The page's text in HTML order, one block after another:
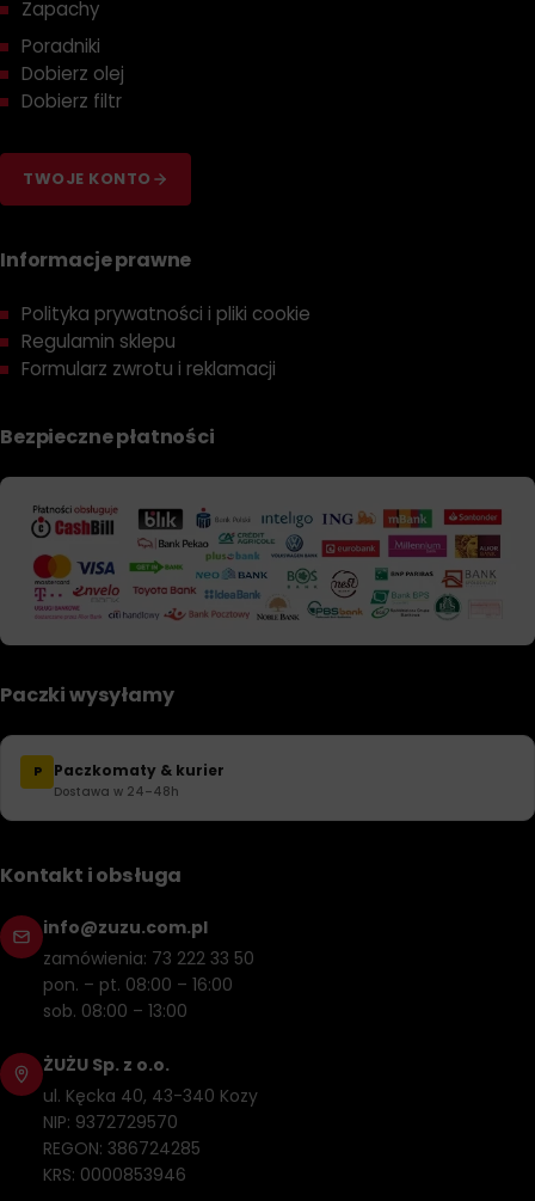
Zapachy
Poradniki
Dobierz olej
Dobierz filtr
TWOJE KONTO
Informacje prawne
Polityka prywatności i pliki cookie
Regulamin sklepu
Formularz zwrotu i reklamacji
Bezpieczne płatności
Paczki wysyłamy
P Paczkomaty & kurier
Dostawa w 24–48h
Kontakt i obsługa
info@zuzu.com.pl
zamówienia: 73 222 33 50
pon. – pt. 08:00 – 16:00
sob. 08:00 – 13:00
ŻUŻU Sp. z o.o.
ul. Kęcka 40, 43-340 Kozy
NIP: 9372729570
REGON: 386724285
KRS: 0000853946